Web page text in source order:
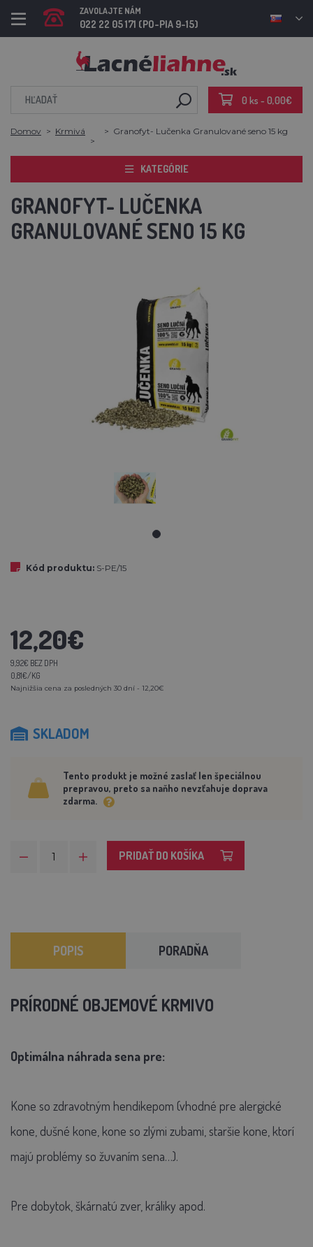
ZAVOLAJTE NÁM
022 22 05 171 (PO-PIA 9-15)
0 ks - 0,00€
Domov Krmivá Granofyt- Lučenka Granulované seno 15 kg
KATEGÓRIE
GRANOFYT- LUČENKA
GRANULOVANÉ SENO 15 KG
Kód produktu: S-PE/15
12,20€
9,92€ BEZ DPH
0,81€/KG
Najnižšia cena za posledných 30 dní - 12,20€
SKLADOM
Tento produkt je možné zaslať len špeciálnou
prepravou, preto sa naňho nevzťahuje doprava
zdarma.
PRIDAŤ DO KOŠÍKA
POPIS PORADŇA
PRÍRODNÉ OBJEMOVÉ KRMIVO
Optimálna náhrada sena pre:
Kone so zdravotným hendikepom (vhodné pre alergické
kone, dušné kone, kone so zlými zubami, staršie kone, ktorí
majú problémy so žuvaním sena…).
Pre dobytok, škárnatú zver, králiky apod.